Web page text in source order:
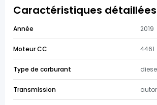
Caractéristiques détaillées
Année 2019
Moteur CC 4461
Type de carburant
Transmission